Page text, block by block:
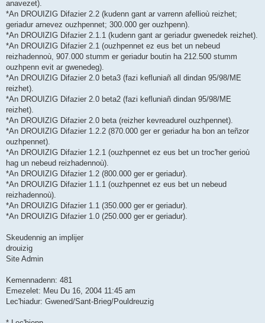
anavezet).
*An DROUIZIG Difazier 2.2 (kudenn gant ar varrenn afellioù reizhet;
geriadur arnevez ouzhpennet; 300.000 ger ouzhpenn).
*An DROUIZIG Difazier 2.1.1 (kudenn gant ar geriadur gwenedek reizhet).
*An DROUIZIG Difazier 2.1 (ouzhpennet ez eus bet un nebeud
reizhadennoù, 907.000 stumm er geriadur boutin ha 212.500 stumm
ouzhpenn evit ar gwenedeg).
*An DROUIZIG Difazier 2.0 beta3 (fazi kefluniañ all dindan 95/98/ME
reizhet).
*An DROUIZIG Difazier 2.0 beta2 (fazi kefluniañ dindan 95/98/ME
reizhet).
*An DROUIZIG Difazier 2.0 beta (reizher kevreadurel ouzhpennet).
*An DROUIZIG Difazier 1.2.2 (870.000 ger er geriadur ha bon an teñzor
ouzhpennet).
*An DROUIZIG Difazier 1.2.1 (ouzhpennet ez eus bet un troc'her gerioù
hag un nebeud reizhadennoù).
*An DROUIZIG Difazier 1.2 (800.000 ger er geriadur).
*An DROUIZIG Difazier 1.1.1 (ouzhpennet ez eus bet un nebeud
reizhadennoù).
*An DROUIZIG Difazier 1.1 (350.000 ger er geriadur).
*An DROUIZIG Difazier 1.0 (250.000 ger er geriadur).
Skeudennig an implijer
drouizig
Site Admin
Kemennadenn: 481
Emezelet: Meu Du 16, 2004 11:45 am
Lec'hiadur: Gwened/Sant-Brieg/Pouldreuzig